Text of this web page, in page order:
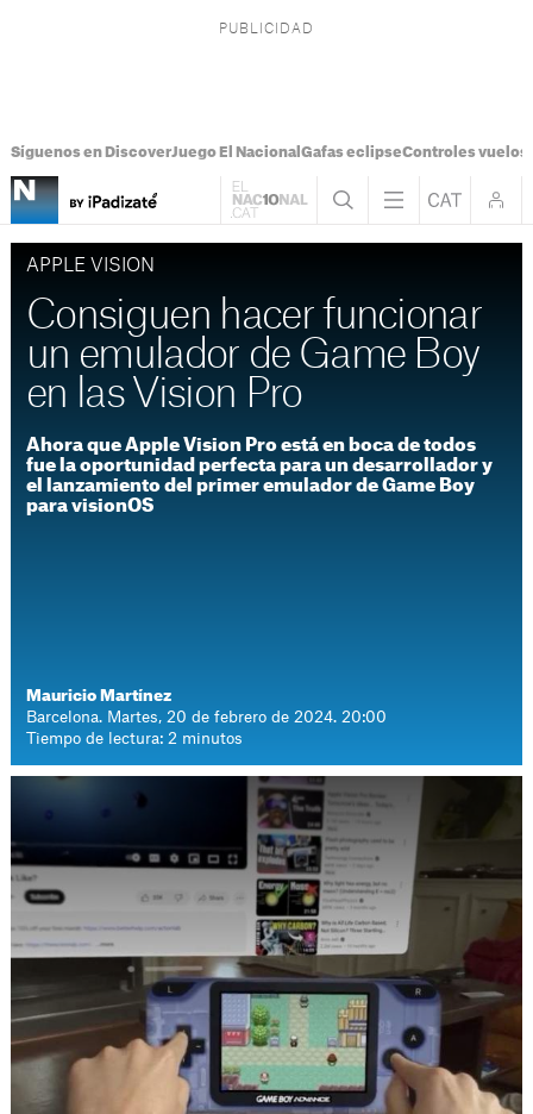
Síguenos en DiscoverJuego El Nacional Gafas eclipseControles vuelos
APPLE VISION
Consiguen hacer funcionar
un emulador de Game Boy
en las Vision Pro
Ahora que Apple Vision Pro está en boca de todos
fue la oportunidad perfecta para un desarrollador y
el lanzamiento del primer emulador de Game Boy
para visionOS
Mauricio Martínez
Barcelona. Martes, 20 de febrero de 2024. 20:00
Tiempo de lectura: 2 minutos